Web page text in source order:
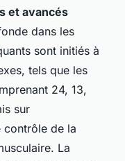
et avancés
dans les
sont initiés à
tels que les
24, 13,
sur
contrôle de la
La